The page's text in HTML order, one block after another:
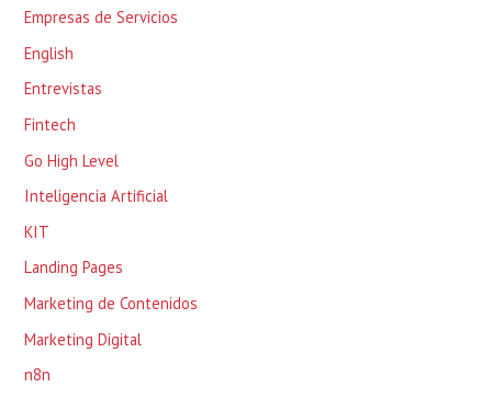
Empresas de Servicios
English
Entrevistas
Fintech
Go High Level
Inteligencia Artificial
KIT
Landing Pages
Marketing de Contenidos
Marketing Digital
n8n